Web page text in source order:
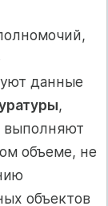
данные
,
выполняют
объеме, не
объектов